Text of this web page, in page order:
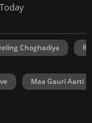
Choghadiya
Maa Gauri Aarti